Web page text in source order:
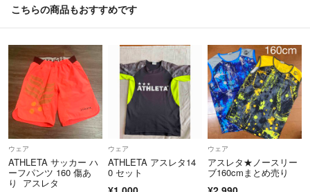
こちらの商品もおすすめです
ウェア
ATHLETA サッカー ハ
ーフパンツ 160 傷あ
り アスレタ
ウェア
ATHLETA アスレタ14
0 セット
ウェア
アスレタ★ノースリー
ブ160cmまとめ売り